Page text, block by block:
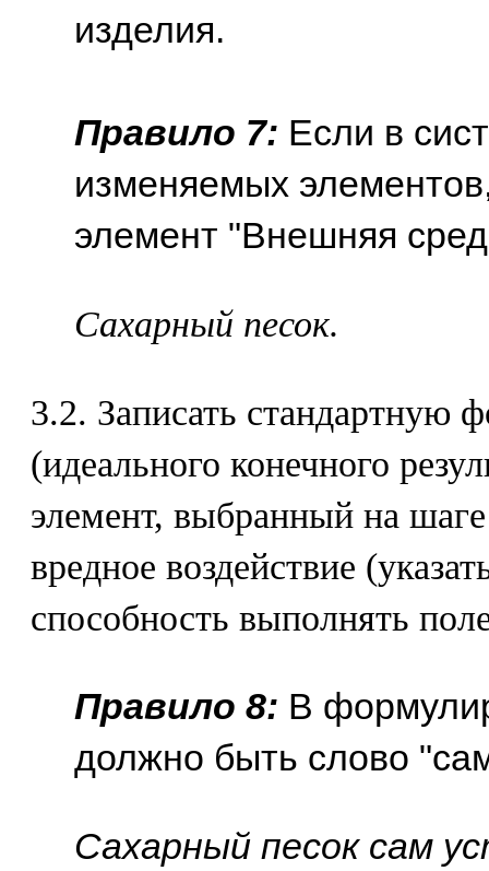
изделия.
Правило 7: Если в
изменяемых
элемент "Внешняя
Сахарный песок.
3.2. Записать стандартную
(идеального конечного
элемент, выбранный на
вредное воздействие
способность выполнять
Правило 8: В
должно быть слово
Сахарный песок сам